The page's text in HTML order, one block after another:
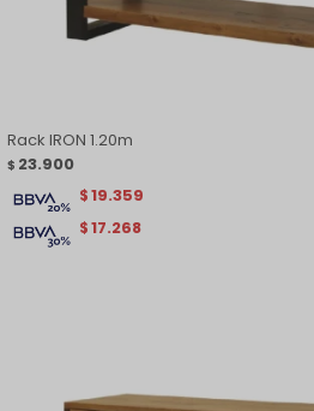
Rack IRON 1.20m
$ 23.900
$17.268
$19.359